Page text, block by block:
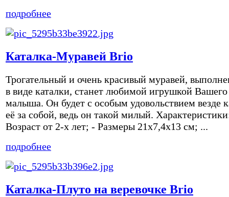
подробнее
Каталка-Муравей Brio
Трогательный и очень красивый муравей,
в виде каталки, станет любимой игрушкой Вашего
малыша. Он будет с особым удовольствием везде
её за собой, ведь он такой милый.
Возраст от 2-х лет; - Размеры 21х7,4х13 см; ...
подробнее
Каталка-Плуто на веревочке Brio